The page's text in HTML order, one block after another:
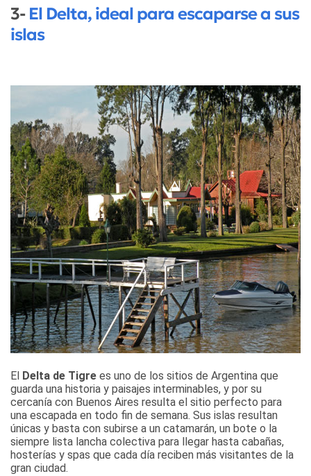
3- El Delta, ideal para escaparse a sus
islas
El Delta de Tigre es uno de los sitios de Argentina que
guarda una historia y paisajes interminables, y por su
cercanía con Buenos Aires resulta el sitio perfecto para
una escapada en todo fin de semana. Sus islas resultan
únicas y basta con subirse a un catamarán, un bote o la
siempre lista lancha colectiva para llegar hasta cabañas,
hosterías y spas que cada día reciben más visitantes de la
gran ciudad.